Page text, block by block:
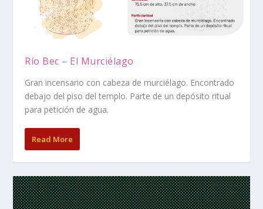
Río Bec – El Murciélago
Gran incensario con cabeza de murciélago. Encontrado
debajo del piso del templo. Parte de un depósito ritual
para petición de agua.
Read More